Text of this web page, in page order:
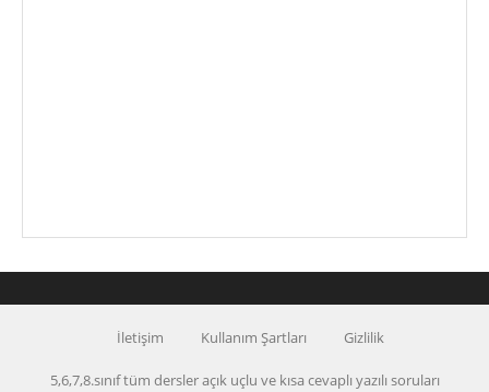
İletişim Kullanım Şartları Gizlilik
5,6,7,8.sınıf tüm dersler açık uçlu ve kısa cevaplı yazılı soruları